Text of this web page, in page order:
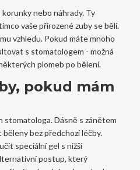
nebo náhrady. Ty
vaše přirozené zuby se bělí.
vzhledu. Pokud máte mnoho
s stomatologem - možná
plomeb po bělení.
pokud mám
stomatologa. Dásně s zánětem
bez předchozí léčby.
speciální gel s nižší
postup, který